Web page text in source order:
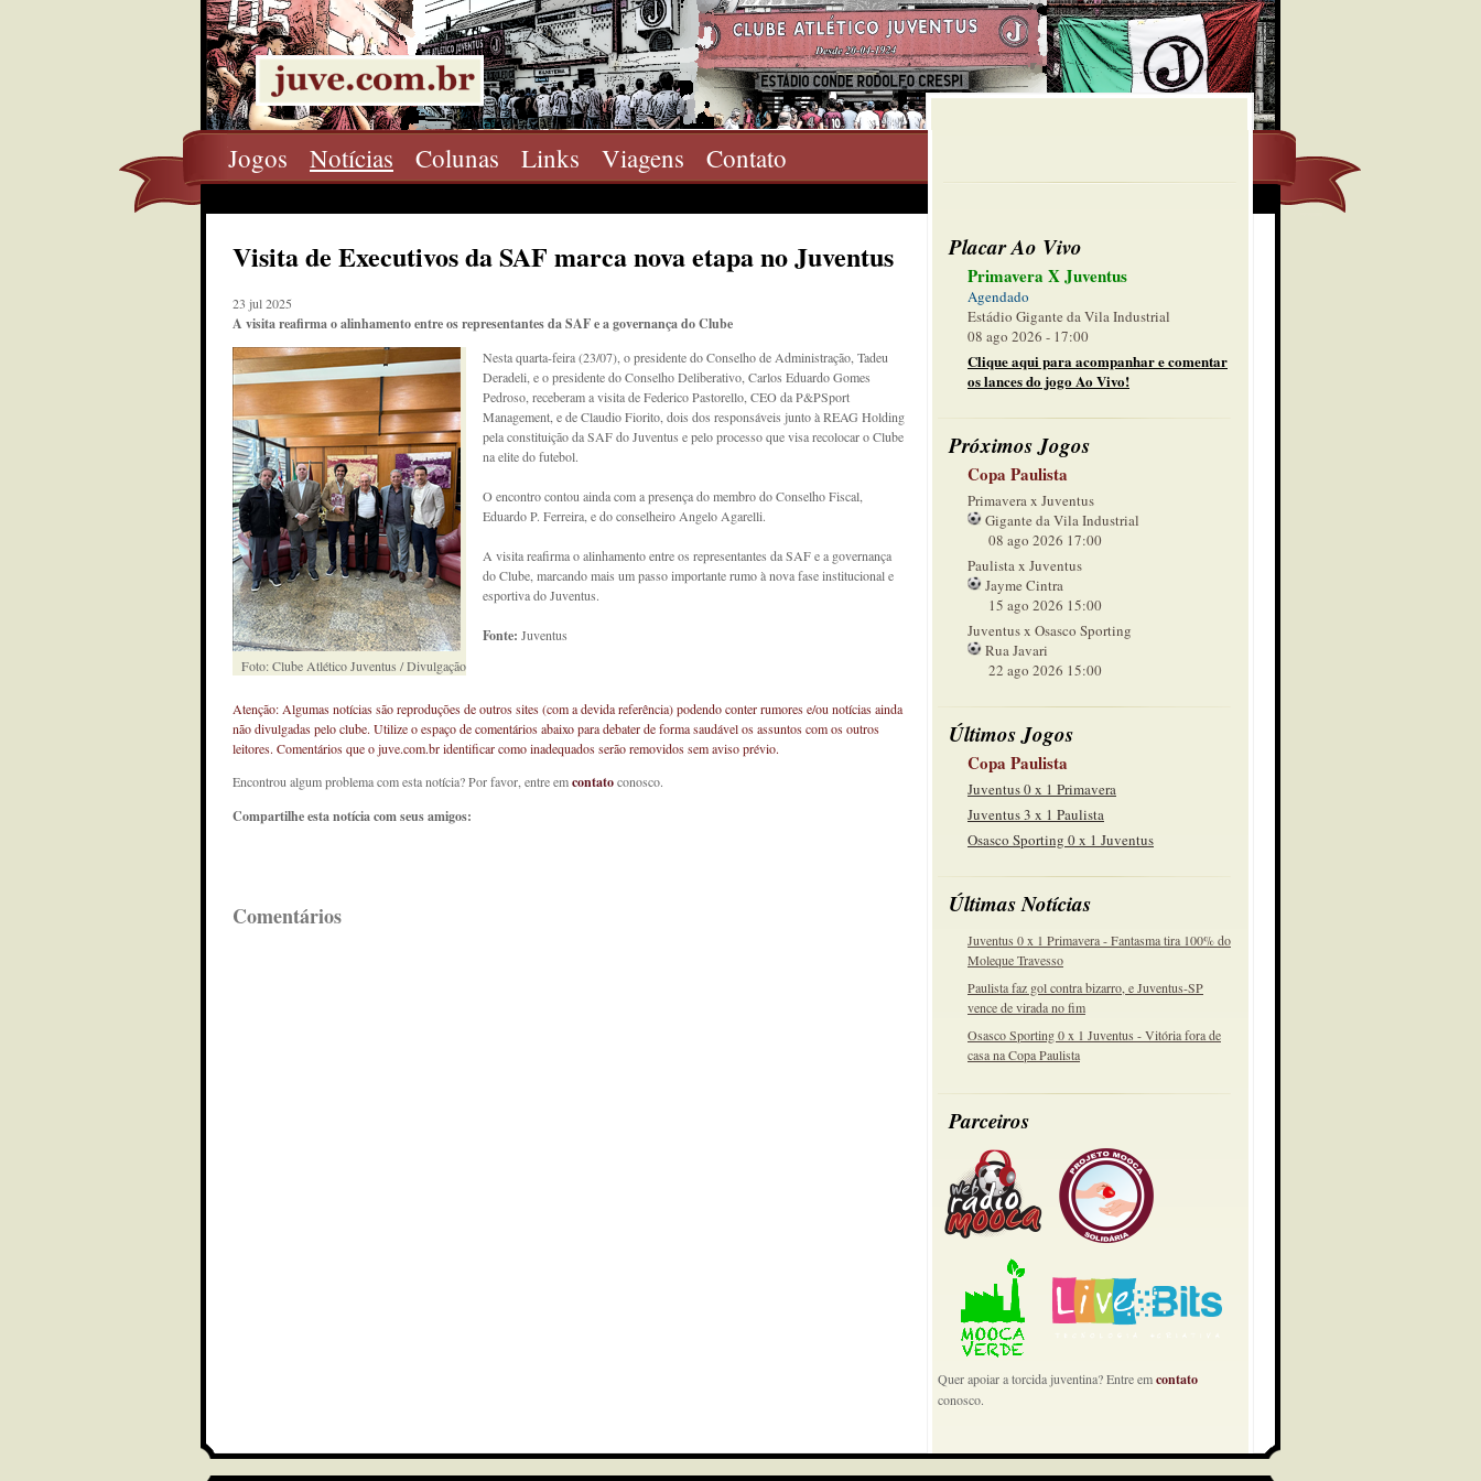
Jogos Notícias Colunas Links Viagens Contato
Placar Ao Vivo
Primavera X Juventus
Agendado
Estádio Gigante da Vila Industrial
08 ago 2026 - 17:00
Clique aqui para acompanhar e comentar
os lances do jogo Ao Vivo!
Próximos Jogos
Copa Paulista
Primavera x Juventus
Gigante da Vila Industrial
08 ago 2026 17:00
Paulista x Juventus
Jayme Cintra
15 ago 2026 15:00
Juventus x Osasco Sporting
Rua Javari
22 ago 2026 15:00
Últimos Jogos
Copa Paulista
Juventus 0 x 1 Primavera
Juventus 3 x 1 Paulista
Osasco Sporting 0 x 1 Juventus
Últimas Notícias
Juventus 0 x 1 Primavera - Fantasma tira 100% do
Moleque Travesso
Paulista faz gol contra bizarro, e Juventus-SP
vence de virada no fim
Osasco Sporting 0 x 1 Juventus - Vitória fora de
casa na Copa Paulista
Parceiros
Quer apoiar a torcida juventina? Entre emcontato
conosco.
Visita de Executivos da SAF marca nova etapa no Juventus
23 jul 2025
A visita reafirma o alinhamento entre os representantes da SAF e a governança do Clube
Foto: Clube Atlético Juventus / Divulgação
Nesta quarta-feira (23/07), o presidente do Conselho de Administração, Tadeu
Deradeli, e o presidente do Conselho Deliberativo, Carlos Eduardo Gomes
Pedroso, receberam a visita de Federico Pastorello, CEO da P&PSport
Management, e de Claudio Fiorito, dois dos responsáveis junto à REAG Holding
pela constituição da SAF do Juventus e pelo processo que visa recolocar o Clube
na elite do futebol.
O encontro contou ainda com a presença do membro do Conselho Fiscal,
Eduardo P. Ferreira, e do conselheiro Angelo Agarelli.
A visita reafirma o alinhamento entre os representantes da SAF e a governança
do Clube, marcando mais um passo importante rumo à nova fase institucional e
esportiva do Juventus.
Fonte: Juventus
Atenção: Algumas notícias são reproduções de outros sites (com a devida referência) podendo conter rumores e/ou notícias ainda
não divulgadas pelo clube. Utilize o espaço de comentários abaixo para debater de forma saudável os assuntos com os outros
leitores. Comentários que o juve.com.br identificar como inadequados serão removidos sem aviso prévio.
Encontrou algum problema com esta notícia? Por favor, entre emcontatoconosco.
Compartilhe esta notícia com seus amigos:
Comentários